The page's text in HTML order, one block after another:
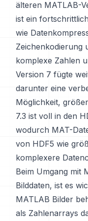
älteren MATLAB-
ist ein
wie
Zeichenkodierung
komplexe Zahlen
Version 7 fügte
darunter eine
Möglichkeit,
7.3 ist voll in den
wodurch MAT-
von HDF5 wie
komplexere
Beim Umgang mit
Bilddaten, ist es
MATLAB Bilder
als Zahlenarrays